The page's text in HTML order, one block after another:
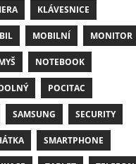
KLÁVESNICE
MOBILNÍ MONITOR
NOTEBOOK
POCITAC
SAMSUNG SECURITY
SMARTPHONE